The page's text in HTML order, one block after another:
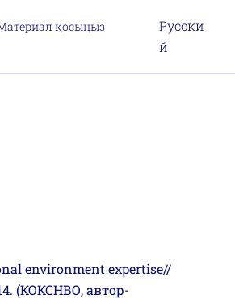
қосыңыз
Русски
й
environment expertise//
(КОКСНВО, автор-